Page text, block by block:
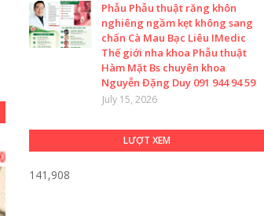
Phẫu Phẫu thuật răng khôn
nghiêng ngầm kẹt không sang
chấn Cà Mau Bạc Liêu IMedic
Thế giới nha khoa Phẫu thuật
Hàm Mặt Bs chuyên khoa
Nguyễn Đặng Duy 091 944 94 59
July 15, 2026
LƯỢT XEM
141,908